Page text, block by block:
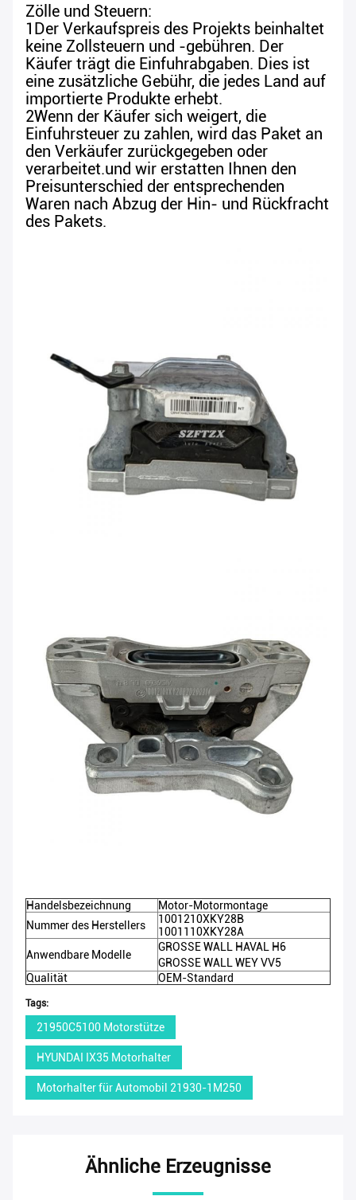
Zölle und Steuern:
1Der Verkaufspreis des Projekts beinhaltet
keine Zollsteuern und -gebühren. Der
Käufer trägt die Einfuhrabgaben. Dies ist
eine zusätzliche Gebühr, die jedes Land auf
importierte Produkte erhebt.
2Wenn der Käufer sich weigert, die
Einfuhrsteuer zu zahlen, wird das Paket an
den Verkäufer zurückgegeben oder
verarbeitet.und wir erstatten Ihnen den
Preisunterschied der entsprechenden
Waren nach Abzug der Hin- und Rückfracht
des Pakets.
Handelsbezeichnung
Motor-Motormontage
Nummer des Herstellers
1001210XKY28B
1001110XKY28A
Anwendbare Modelle
GROSSE WALL HAVAL H6
GROSSE WALL WEY VV5
Qualität
OEM-Standard
Tags:
21950C5100 Motorstütze
HYUNDAI IX35 Motorhalter
Motorhalter für Automobil 21930-1M250
Ähnliche Erzeugnisse